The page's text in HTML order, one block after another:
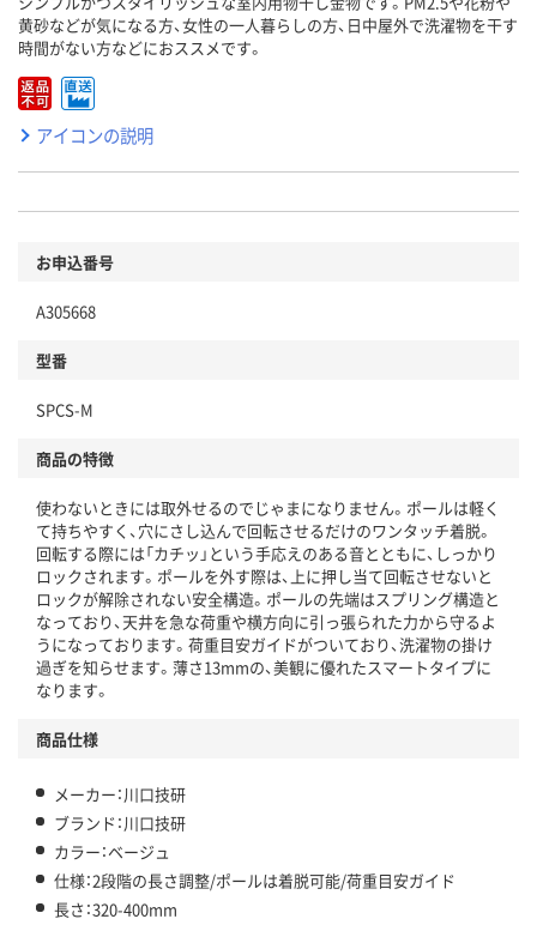
黄砂などが気になる方、女性の一人暮らしの方、日中屋外で洗濯物を干す
時間がない方などにおススメです。
アイコンの説明
お申込番号
A305668
型番
SPCS-M
商品の特徴
使わないときには取外せるのでじゃまになりません。ポールは軽く
て持ちやすく、穴にさし込んで回転させるだけのワンタッチ着脱。
回転する際には「カチッ」という手応えのある音とともに、しっかり
ロックされます。ポールを外す際は、上に押し当て回転させないと
ロックが解除されない安全構造。ポールの先端はスプリング構造と
なっており、天井を急な荷重や横方向に引っ張られた力から守るよ
うになっております。荷重目安ガイドがついており、洗濯物の掛け
過ぎを知らせます。薄さ13mmの、美観に優れたスマートタイプに
なります。
商品仕様
メーカー：川口技研
ブランド：川口技研
カラー：ベージュ
仕様：2段階の長さ調整/ポールは着脱可能/荷重目安ガイド
長さ：320-400mm